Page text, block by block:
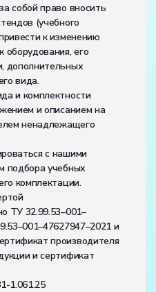
собой право вносить
(учебного
к изменению
оборудования, его
дополнительных
вида.
и комплектности
и описанием на
ненадлежащего
с нашими
подбора учебных
комплектации.
ТУ 32.99.53–001–
и
производителя
и сертификат
1.061.25